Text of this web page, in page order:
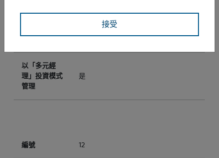
投資目標 ² 尋求向成員提供長期的資本增長
投資重點 ² 最少70%於歐洲股票
以「多元經
理」投資模式
管理
是
編號 12
接受